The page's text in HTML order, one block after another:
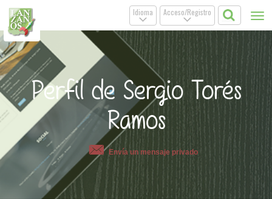
Acceso/Registro
.
Idioma
.
Perfil de Sergio Torés
Ramos
Envía un mensaje privado